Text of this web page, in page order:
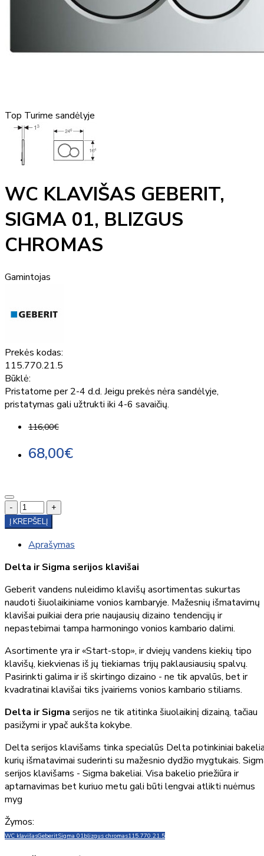
Top Turime sandėlyje
WC KLAVIŠAS GEBERIT,
SIGMA 01, BLIZGUS
CHROMAS
Gamintojas
Prekės kodas:
115.770.21.5
Būklė:
Pristatome per 2-4 d.d. Jeigu prekės nėra sandėlyje,
pristatymas gali užtrukti iki 4-6 savaičių.
116,00€
68,00€
-
+
Į KREPŠELĮ
Aprašymas
Delta ir Sigma serijos klavišai
Geberit vandens nuleidimo klavišų asortimentas sukurtas
naudoti šiuolaikiniame vonios kambaryje. Mažesnių išmatavimų
klavišai puikiai dera prie naujausių dizaino tendencijų ir
nepastebimai tampa harmoningo vonios kambario dalimi.
Asortimente yra ir «Start-stop», ir dviejų vandens kiekių tipo
klavišų, kiekvienas iš jų tiekiamas trijų paklausiausių spalvų.
Pasirinkti galima ir iš skirtingo dizaino - ne tik apvalūs, bet ir
kvadratinai klavišai tiks įvairiems vonios kambario stiliams.
Delta ir Sigma serijos ne tik atitinka šiuolaikinį dizainą, tačiau
pasižymi ir ypač aukšta kokybe.
Delta serijos klavišams tinka specialūs Delta potinkiniai
kurių išmatavimai suderinti su mažesnio dydžio mygtukais.
serijos klavišams - Sigma bakeliai. Visa bakelio priežiūra ir
aptarnavimas bet kuriuo metu gali būti lengvai atlikti nuėmus
myg
Žymos:
WC klavišasGeberitSigma 01blizgus chromas115.770.21.5